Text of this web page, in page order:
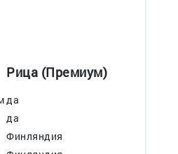
Рица (Премиум)
да
да
Финляндия